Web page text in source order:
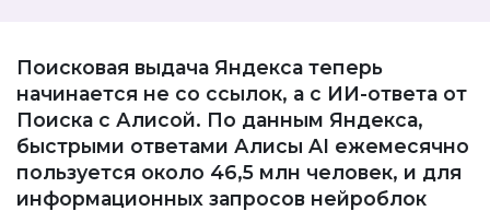
Поисковая выдача Яндекса теперь
начинается не со ссылок, а с ИИ-ответа от
Поиска с Алисой. По данным Яндекса,
быстрыми ответами Алисы AI ежемесячно
пользуется около 46,5 млн человек, и для
информационных запросов нейроблок